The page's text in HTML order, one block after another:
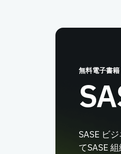
無料電子書籍
SASE ビ
てSASE